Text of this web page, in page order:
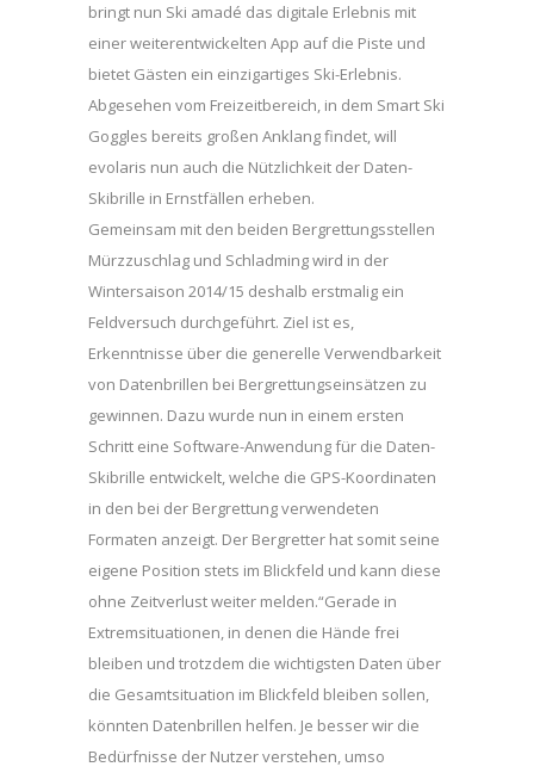
bringt nun Ski amadé das digitale Erlebnis mit
einer weiterentwickelten App auf die Piste und
bietet Gästen ein einzigartiges Ski-Erlebnis.
Abgesehen vom Freizeitbereich, in dem Smart Ski
Goggles bereits großen Anklang findet, will
evolaris nun auch die Nützlichkeit der Daten-
Skibrille in Ernstfällen erheben.
Gemeinsam mit den beiden Bergrettungsstellen
Mürzzuschlag und Schladming wird in der
Wintersaison 2014/15 deshalb erstmalig ein
Feldversuch durchgeführt. Ziel ist es,
Erkenntnisse über die generelle Verwendbarkeit
von Datenbrillen bei Bergrettungseinsätzen zu
gewinnen. Dazu wurde nun in einem ersten
Schritt eine Software-Anwendung für die Daten-
Skibrille entwickelt, welche die GPS-Koordinaten
in den bei der Bergrettung verwendeten
Formaten anzeigt. Der Bergretter hat somit seine
eigene Position stets im Blickfeld und kann diese
ohne Zeitverlust weiter melden.“Gerade in
Extremsituationen, in denen die Hände frei
bleiben und trotzdem die wichtigsten Daten über
die Gesamtsituation im Blickfeld bleiben sollen,
könnten Datenbrillen helfen. Je besser wir die
Bedürfnisse der Nutzer verstehen, umso